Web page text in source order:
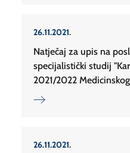
26.11.2021.
Natječaj za upis na
specijalistički studij
2021/2022
26.11.2021.